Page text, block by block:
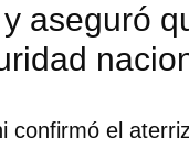
aseguró
confirmó el